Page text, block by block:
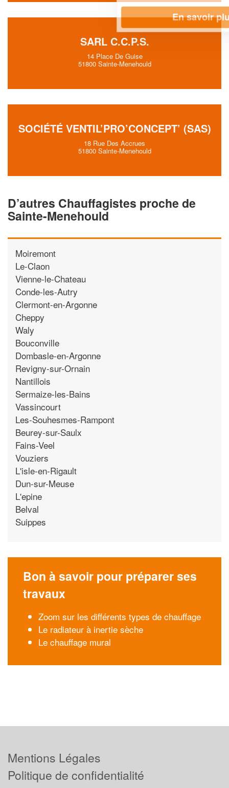
SARL C.C.P.S.
14 Place De Guise
51800 Sainte-Menehould
SOCIÉTÉ VENTIL’PRO’CONCEPT’ (SAS)
18 Rue Des Accrues
51800 Sainte-Menehould
D’autres Chauffagistes proche de
Sainte-Menehould
Moiremont
Le-Claon
Vienne-le-Chateau
Conde-les-Autry
Clermont-en-Argonne
Cheppy
Waly
Bouconville
Dombasle-en-Argonne
Revigny-sur-Ornain
Nantillois
Sermaize-les-Bains
Vassincourt
Les-Souhesmes-Rampont
Beurey-sur-Saulx
Fains-Veel
Vouziers
L'isle-en-Rigault
Dun-sur-Meuse
L'epine
Belval
Suippes
Bon à savoir pour préparer ses
travaux
Zoom sur les différents types de chauffage
Le radiateur à inertie sèche
Le chauffage mural
En savoir plus
Mentions Légales
Politique de confidentialité